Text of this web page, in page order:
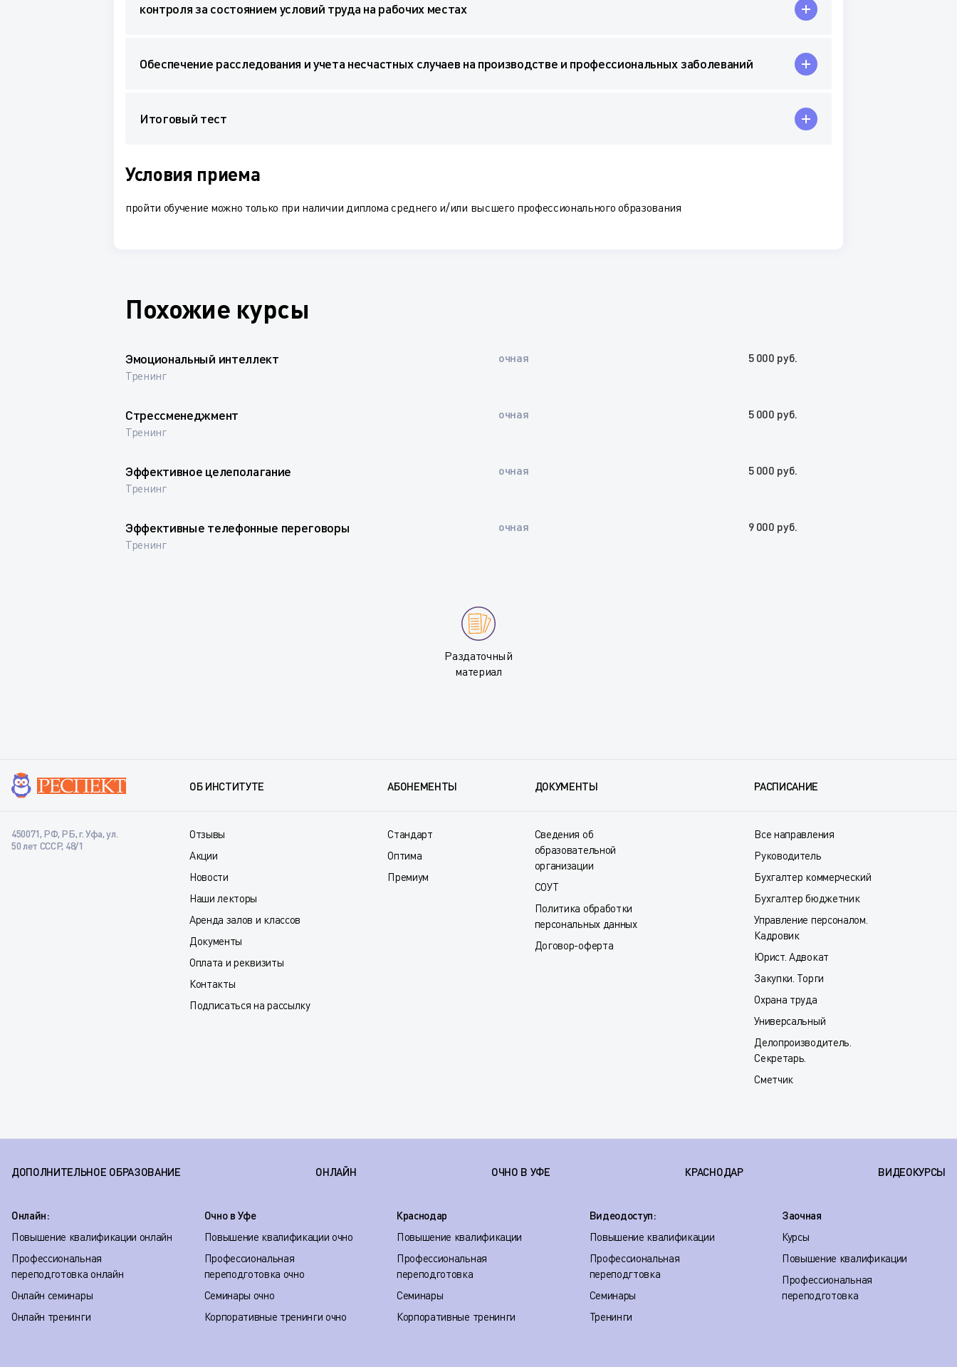
контроля за состоянием условий труда на рабочих местах
Обеспечение расследования и учета несчастных случаев на производстве и профессиональных заболеваний
Итоговый тест
Условия приема
пройти обучение можно только при наличии диплома среднего и/или высшего профессионального образования
Похожие курсы
Эмоциональный интеллект
Тренинг
очная 5 000 руб.
Стрессменеджмент
Тренинг
очная 5 000 руб.
Эффективное целеполагание
Тренинг
очная 5 000 руб.
Эффективные телефонные переговоры
Тренинг
очная 9 000 руб.
Раздаточный
материал
ОБ ИНСТИТУТЕ
Отзывы
Акции
Новости
Наши лекторы
Аренда залов и классов
Документы
Оплата и реквизиты
Контакты
Подписаться на рассылку
АБОНЕМЕНТЫ
Стандарт
Оптима
Премиум
ДОКУМЕНТЫ
Сведения об
образовательной
организации
СОУТ
Политика обработки
персональных данных
Договор-оферта
РАСПИСАНИЕ
Все направления
Руководитель
Бухгалтер коммерческий
Бухгалтер бюджетник
Управление персоналом.
Кадровик
Юрист. Адвокат
Закупки. Торги
Охрана труда
Универсальный
Делопроизводитель.
Секретарь.
Сметчик
450071, РФ, РБ, г. Уфа, ул.
50 лет СССР, 48/1
ДОПОЛНИТЕЛЬНОЕ ОБРАЗОВАНИЕ ОНЛАЙН ОЧНО В УФЕ КРАСНОДАР ВИДЕОКУРСЫ
Онлайн:
Повышение квалификации онлайн
Профессиональная
переподготовка онлайн
Онлайн семинары
Онлайн тренинги
Очно в Уфе
Повышение квалификации очно
Профессиональная
переподготовка очно
Семинары очно
Корпоративные тренинги очно
Краснодар
Повышение квалификации
Профессиональная
переподготовка
Семинары
Корпоративные тренинги
Видеодоступ:
Повышение квалификации
Профессиональная
переподгтовка
Семинары
Тренинги
Заочная
Курсы
Повышение квалификации
Профессиональная
переподготовка